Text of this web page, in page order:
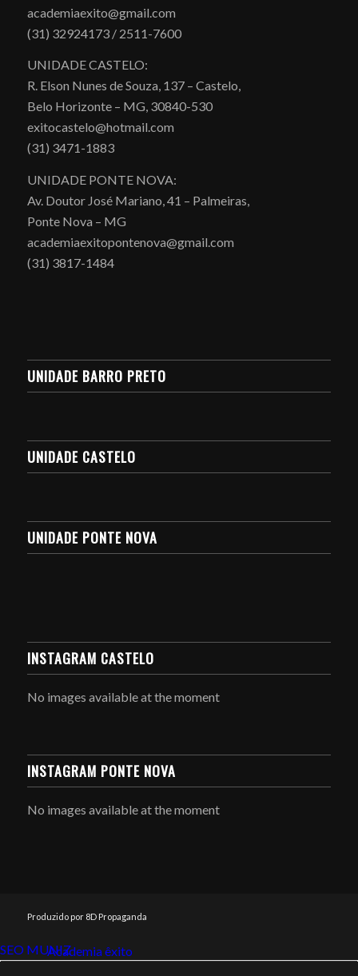
academiaexito@gmail.com
(31) 32924173 / 2511-7600
UNIDADE CASTELO:
R. Elson Nunes de Souza, 137 – Castelo,
Belo Horizonte – MG, 30840-530
exitocastelo@hotmail.com
(31) 3471-1883
UNIDADE PONTE NOVA:
Av. Doutor José Mariano, 41 – Palmeiras,
Ponte Nova – MG
academiaexitopontenova@gmail.com
(31) 3817-1484
UNIDADE BARRO PRETO
UNIDADE CASTELO
UNIDADE PONTE NOVA
INSTAGRAM CASTELO
No images available at the moment
INSTAGRAM PONTE NOVA
No images available at the moment
Produzido por 8D Propaganda
SEO MUNIZ
Link112Academia êxito